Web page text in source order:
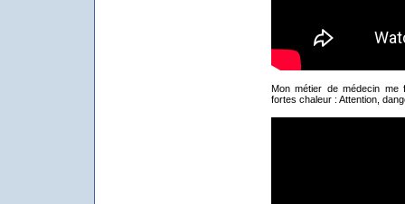
Mon métier de médecin me
fortes chaleur : Attention,